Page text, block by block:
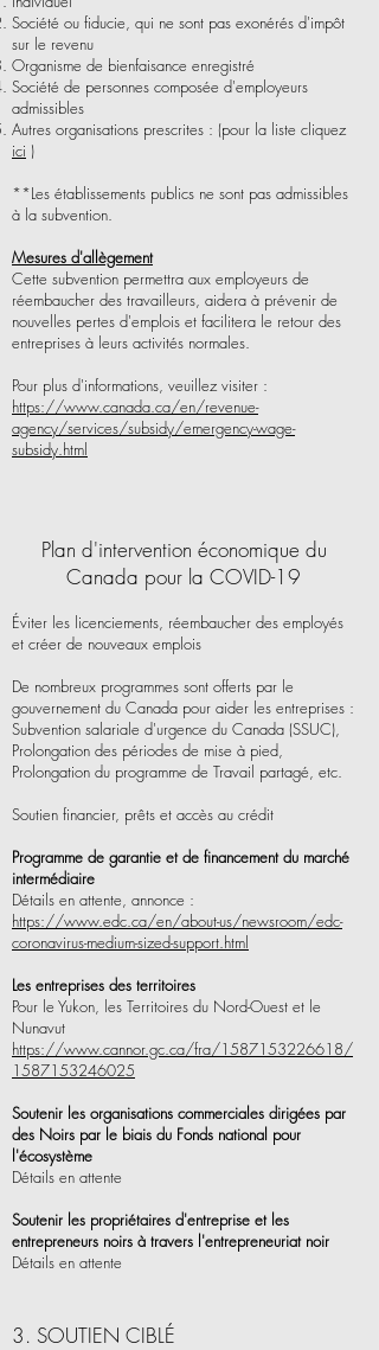
Société ou fiducie, qui ne sont pas exonérés d'impôt
sur le revenu
Organisme de bienfaisance enregistré
Société de personnes composée d'employeurs
admissibles
Autres organisations prescrites : (pour la liste cliquez
ici )
**Les établissements publics ne sont pas admissibles
à la subvention.
Mesures d'allègement
Cette subvention permettra aux employeurs de
réembaucher des travailleurs, aidera à prévenir de
nouvelles pertes d'emplois et facilitera le retour des
entreprises à leurs activités normales.
Pour plus d'informations, veuillez visiter :
https://www.canada.ca/en/revenue-
agency/services/subsidy/emergency-wage-
subsidy.html
Plan d'intervention économique du
Canada pour la COVID-19
Éviter les licenciements, réembaucher des employés
et créer de nouveaux emplois
De nombreux programmes sont offerts par le
gouvernement du Canada pour aider les entreprises :
Subvention salariale d'urgence du Canada (SSUC),
Prolongation des périodes de mise à pied,
Prolongation du programme de Travail partagé, etc.
Soutien financier, prêts et accès au crédit
Programme de garantie et de financement du marché
intermédiaire
Détails en attente, annonce :
https://www.edc.ca/en/about-us/newsroom/edc-
coronavirus-medium-sized-support.html
Les entreprises des territoires
Pour le Yukon, les Territoires du Nord-Ouest et le
Nunavut
https://www.cannor.gc.ca/fra/1587153226618/
1587153246025
Soutenir les organisations commerciales dirigées par
des Noirs par le biais du Fonds national pour
l'écosystème
Détails en attente
Soutenir les propriétaires d'entreprise et les
entrepreneurs noirs à travers l'entrepreneuriat noir
Détails en attente
3. SOUTIEN CIBLÉ